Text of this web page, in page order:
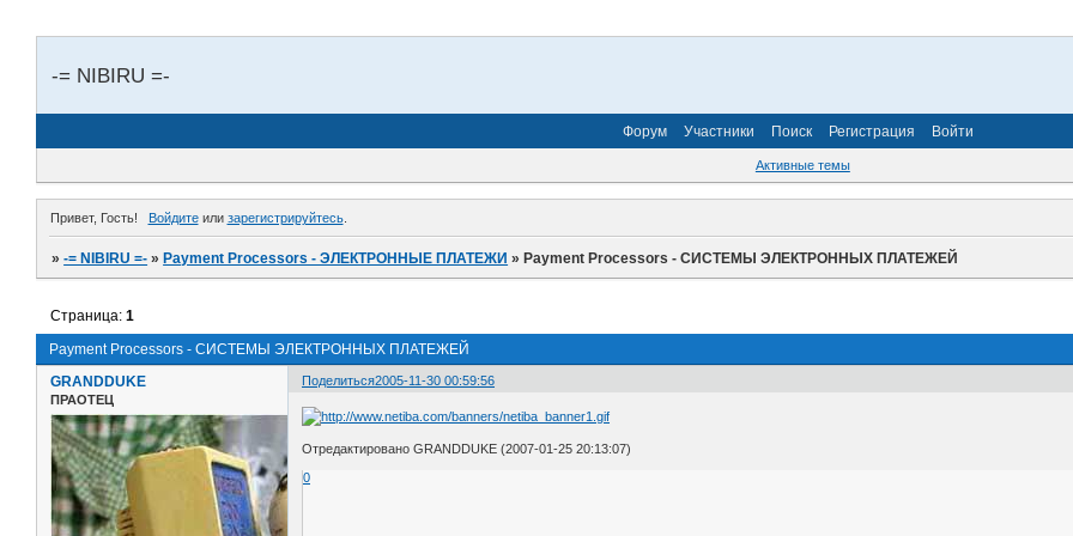
-= NIBIRU =-
Форум Участники Поиск Регистрация Войти
Активные темы
Привет, Гость! Войдитеили зарегистрируйтесь.
»-= NIBIRU =- »Payment Processors - ЭЛЕКТРОННЫЕ ПЛАТЕЖИ »Payment Processors - СИСТЕМЫ ЭЛЕКТРОННЫХ ПЛАТЕЖЕЙ
Payment Processors - СИСТЕМЫ ЭЛЕКТРОННЫХ ПЛАТЕЖЕЙ
Страница:1
Поделиться2005-11-30 00:59:56
GRANDDUKE
ПРАОТЕЦ
Отредактировано GRANDDUKE (2007-01-25 20:13:07)
0